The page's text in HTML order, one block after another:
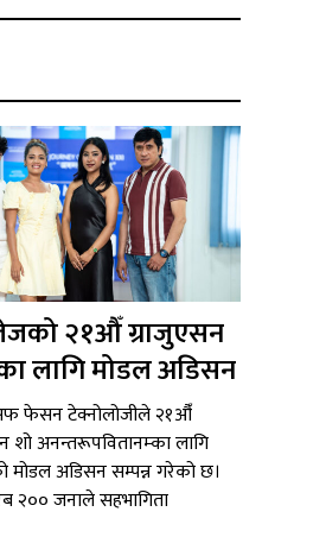
२१औँ ग्राजुएसन
लागि मोडल अडिसन
फेसन टेक्नोलोजीले २१औँ
शो अनन्तरूपवितानम्का लागि
मोडल अडिसन सम्पन्न गरेको छ।
२०० जनाले सहभागिता